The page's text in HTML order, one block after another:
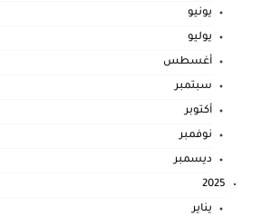
يونيو
يوليو
أغسطس
سبتمبر
أكتوبر
نوفمبر
ديسمبر
2025
يناير